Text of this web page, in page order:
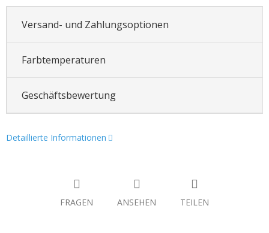
Versand- und Zahlungsoptionen
Farbtemperaturen
Geschäftsbewertung
Detaillierte Informationen
FRAGEN ANSEHEN TEILEN